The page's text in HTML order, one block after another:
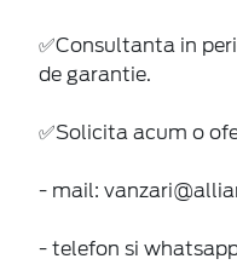
✅Consultanta in
de garantie.
✅Solicita acum o
- mail:
- telefon si